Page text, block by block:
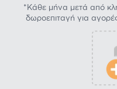
*Κάθε μήνα μετά από
δωροεπιταγή για